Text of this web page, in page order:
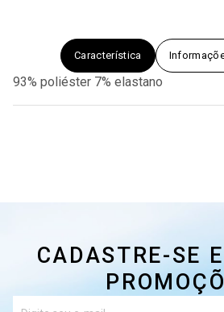
Característica
93% poliéster 7% elastano
CADASTRE-SE